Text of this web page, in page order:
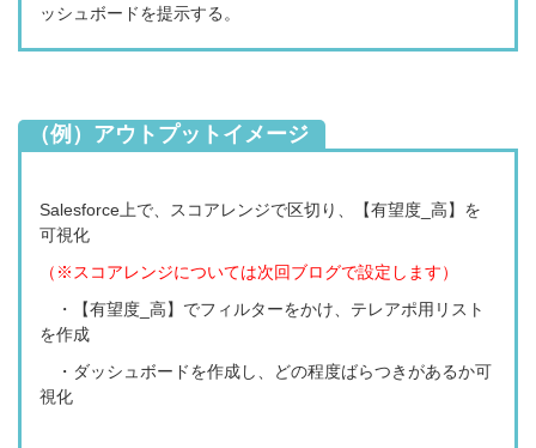
ッシュボードを提示する。
（例）アウトプットイメージ
Salesforce上で、 スコアレンジで区切り、【有望度_高】を
可視化
（※スコアレンジについては次回ブログで設定します）
・【有望度_高】でフィルターをかけ、テレアポ用リスト
を作成
・ダッシュボードを作成し、どの程度ばらつきがあるか可
視化